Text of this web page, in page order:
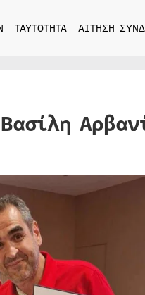
ΤΑΥΤΟΤΗΤΑ ΑΙΤΗΣΗ